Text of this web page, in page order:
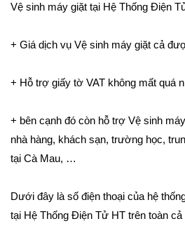
Vệ sinh máy giặt tại Hệ Thống Điện
+ Giá dịch vụ Vệ sinh máy giặt cả
+ Hỗ trợ giấy tờ VAT không mất quá
+ bên cạnh đó còn hỗ trợ Vệ sinh
nhà hàng, khách sạn, trường học,
tại Cà Mau, …
Dưới đây là số điện thoại của hệ
tại Hệ Thống Điện Tử HT trên toàn